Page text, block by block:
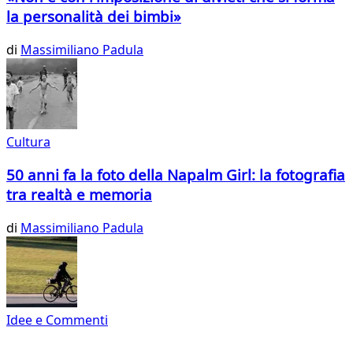
la personalità dei bimbi»
di Massimiliano Padula
Cultura
50 anni fa la foto della Napalm Girl: la fotografia
tra realtà e memoria
di Massimiliano Padula
Idee e Commenti